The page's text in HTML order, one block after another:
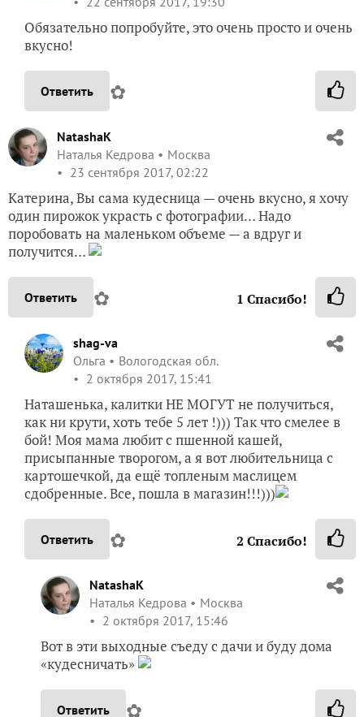
Обязательно попробуйте, это очень просто и очень
вкусно!
Ответить ✿
NatashaK
Наталья Кедрова
Москва
23 сентября 2017, 02:22
Катерина, Вы сама кудесница — очень вкусно, я хочу
один пирожок украсть с фотографии… Надо
поробовать на маленьком объеме — а вдруг и
получится…
Ответить ✿ 1 Спасибо!
shag-va
Ольга
Вологодская обл.
2 октября 2017, 15:41
Наташенька, калитки НЕ МОГУТ не получиться,
как ни крути, хоть тебе 5 лет !))) Так что смелее в
бой! Моя мама любит с пшенной кашей,
присыпанные творогом, а я вот любительница с
картошечкой, да ещё топленым маслицем
сдобренные. Все, пошла в магазин!!!)))
Ответить ✿ 2 Спасибо!
NatashaK
Наталья Кедрова
Москва
2 октября 2017, 15:46
Вот в эти выходные съеду с дачи и буду дома
«кудесничать»
Ответить ✿